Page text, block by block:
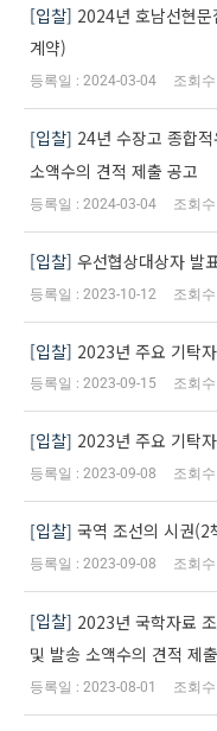
입찰 2024년 호남선현
계약)
2024-03-04
입찰 24년 수장고 종합
소액수의 견적 제출 공고
2024-03-04
입찰 우선협상대상자 발
2023-10-12
입찰 2023년 주요 기탁
2023-09-15
입찰 2023년 주요 기탁
2023-09-08
입찰 국역 조선의 시권(2
2023-09-08
입찰 2023년 국학자료
및 발송 소액수의 견적 제
2023-08-01